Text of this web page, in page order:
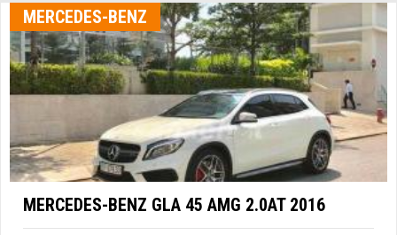
MERCEDES-BENZ
MERCEDES-BENZ GLA 45 AMG 2.0AT 2016